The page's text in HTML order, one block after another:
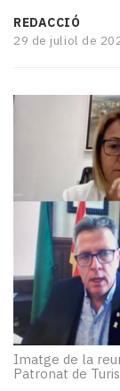
TV
El
Reportatges
Entrevistes
Enquestes
escena!
Dis
la
teva!
Subscriptors
La
newsletter
del
Pallars
REDACCIÓ
29 de juliol de
Imatge de la
Patronat de